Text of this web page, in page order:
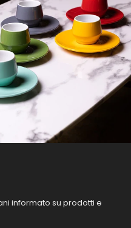
informato su prodotti e